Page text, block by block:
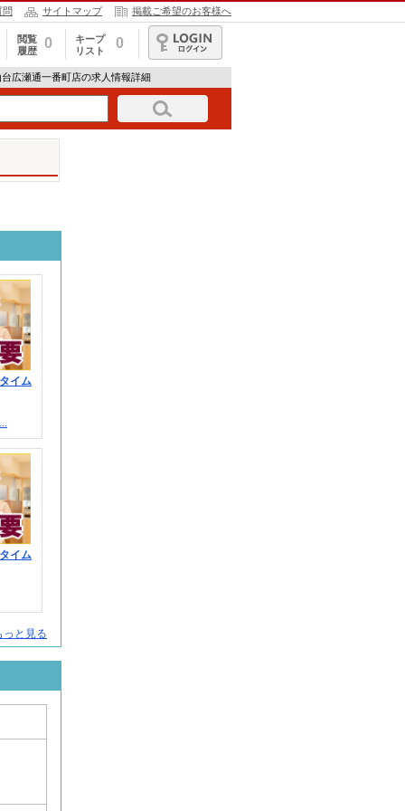
問 サイトマップ 掲載ご希望のお客様へ
閲覧
履歴
0
キープ
リスト
0
ログイン
広瀬通一番町店の求人情報詳細
イム
イム
と見る